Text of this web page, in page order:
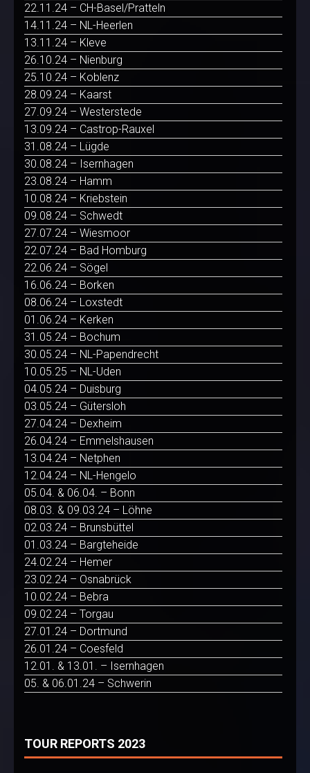
22.11.24 – CH-Basel/Pratteln
14.11.24 – NL-Heerlen
13.11.24 – Kleve
26.10.24 – Nienburg
25.10.24 – Koblenz
28.09.24 – Kaarst
27.09.24 – Westerstede
13.09.24 – Castrop-Rauxel
31.08.24 – Lügde
30.08.24 – Isernhagen
23.08.24 – Hamm
10.08.24 – Kriebstein
09.08.24 – Schwedt
27.07.24 – Wiesmoor
22.07.24 – Bad Homburg
22.06.24 – Sögel
16.06.24 – Borken
08.06.24 – Loxstedt
01.06.24 – Kerken
31.05.24 – Bochum
30.05.24 – NL-Papendrecht
10.05.25 – NL-Uden
04.05.24 – Duisburg
03.05.24 – Gütersloh
27.04.24 – Dexheim
26.04.24 – Emmelshausen
13.04.24 – Netphen
12.04.24 – NL-Hengelo
05.04. & 06.04. – Bonn
08.03. & 09.03.24 – Löhne
02.03.24 – Brunsbüttel
01.03.24 – Bargteheide
24.02.24 – Hemer
23.02.24 – Osnabrück
10.02.24 – Bebra
09.02.24 – Torgau
27.01.24 – Dortmund
26.01.24 – Coesfeld
12.01. & 13.01. – Isernhagen
05. & 06.01.24 – Schwerin
TOUR REPORTS 2023